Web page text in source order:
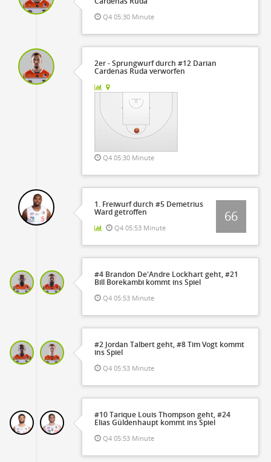
Q4 05:30 Minute
2er - Sprungwurf durch #12 Darian
Cardenas Ruda verworfen
Q4 05:30 Minute
1. Freiwurf durch #5 Demetrius
Ward getroffen
Q4 05:53 Minute
66
#4 Brandon De'Andre Lockhart geht, #21
Bill Borekambi kommt ins Spiel
Q4 05:53 Minute
#2 Jordan Talbert geht, #8 Tim Vogt kommt
ins Spiel
Q4 05:53 Minute
#10 Tarique Louis Thompson geht, #24
Elias Güldenhaupt kommt ins Spiel
Q4 05:53 Minute